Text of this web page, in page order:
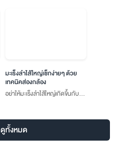
มะเร็งลำไส้ใหญ่เช็กง่ายๆ ด้วย
เทคนิคส่องกล้อง
อย่าให้มะเร็งลำไส้ใหญ่เกิดขึ้นกับ
ดูทั้งหมด